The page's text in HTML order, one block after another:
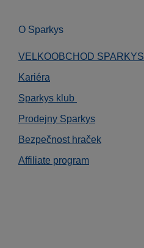
O Sparkys
VELKOOBCHOD SPARKYS
Kariéra
Sparkys klub
Prodejny Sparkys
Bezpečnost hraček
Affiliate program